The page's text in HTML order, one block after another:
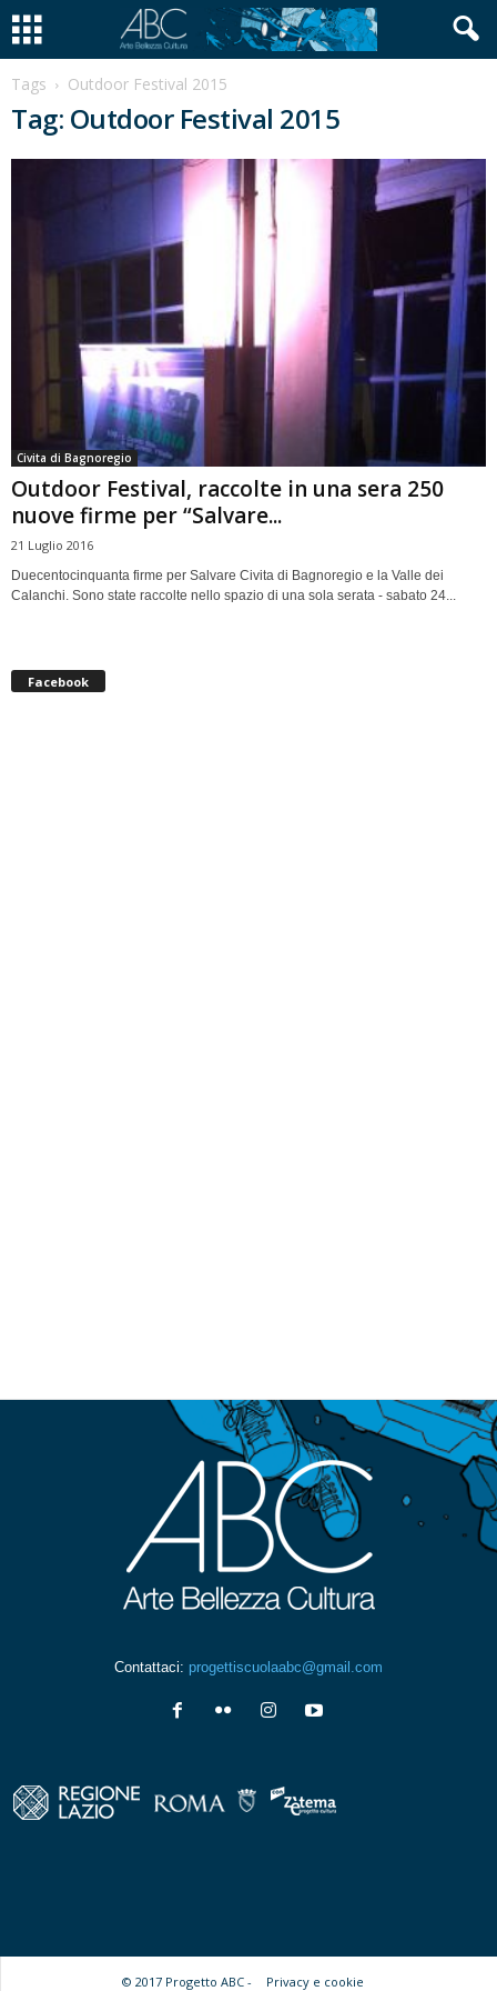
Tags Outdoor Festival 2015
Tag: Outdoor Festival 2015
Civita di Bagnoregio
Outdoor Festival, raccolte in una sera 250
nuove firme per “Salvare...
21 Luglio 2016
Duecentocinquanta firme per Salvare Civita di Bagnoregio e la Valle dei
Calanchi. Sono state raccolte nello spazio di una sola serata - sabato 24...
Facebook
Contattaci: progettiscuolaabc@gmail.com
© 2017 Progetto ABC - Privacy e cookie